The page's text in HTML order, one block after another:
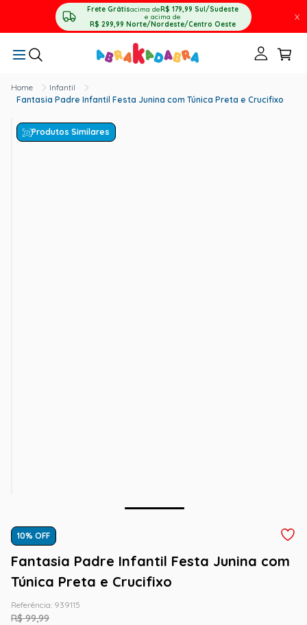
Frete Grátisacima deR$ 179,99 Sul/Sudeste
e acima de
R$ 299,99 Norte/Nordeste/Centro Oeste
X
Infantil
Fantasia Padre Infantil Festa Junina com Túnica Preta e Crucifixo
Produtos Similares
10% OFF
Fantasia Padre Infantil Festa Junina com
Túnica Preta e Crucifixo
Referência: 939115
R$ 99,99